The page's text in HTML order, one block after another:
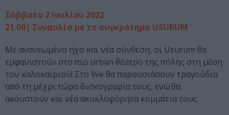
Σάββατο 2 Ιουλίου 2022
21.00| Συναυλία με το συγκρότημα USURUM
Με ανανεωμένο ήχο και νέα σύνθεση, οι Usurum θα
εμφανιστούν στο πιο urban θέατρο της πόλης στη μέση
του καλοκαιριού! Στο live θα παρουσιάσουν τραγούδια
από τη μέχρι τώρα δισκογραφία τους, ενώ θα
ακουστούν και νέα ακυκλοφόρητα κομμάτια τους.